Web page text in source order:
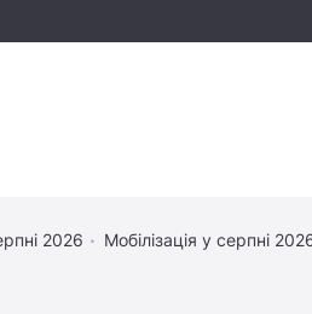
2026 Мобілізація у серпні